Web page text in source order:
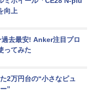
向上
去最安! Anker注目プロ
ってみた
2万円台の“小さなピュ
”